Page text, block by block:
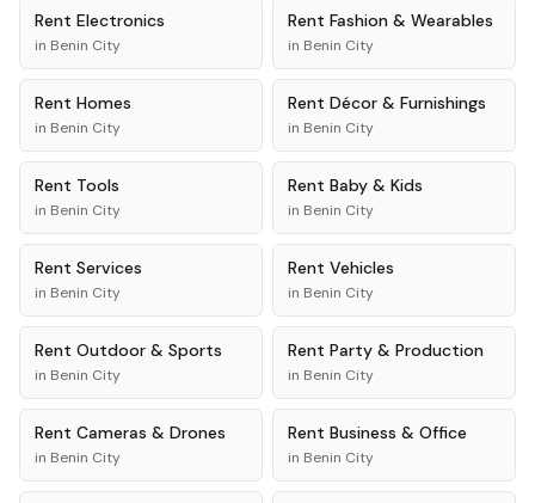
Rent Electronics
in Benin City
Rent Fashion & Wearables
in Benin City
Rent Homes
in Benin City
Rent Décor & Furnishings
in Benin City
Rent Tools
in Benin City
Rent Baby & Kids
in Benin City
Rent Services
in Benin City
Rent Vehicles
in Benin City
Rent Outdoor & Sports
in Benin City
Rent Party & Production
in Benin City
Rent Cameras & Drones
in Benin City
Rent Business & Office
in Benin City